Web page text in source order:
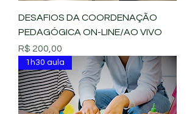
DESAFIOS DA COORDENAÇÃO
PEDAGÓGICA ON-LINE/AO VIVO
Preço
R$ 200,00
1h30 aula